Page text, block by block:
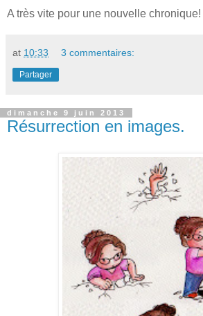
A très vite pour une nouvelle chronique!
at 10:33 3 commentaires:
Partager
dimanche 9 juin 2013
Résurrection en images.